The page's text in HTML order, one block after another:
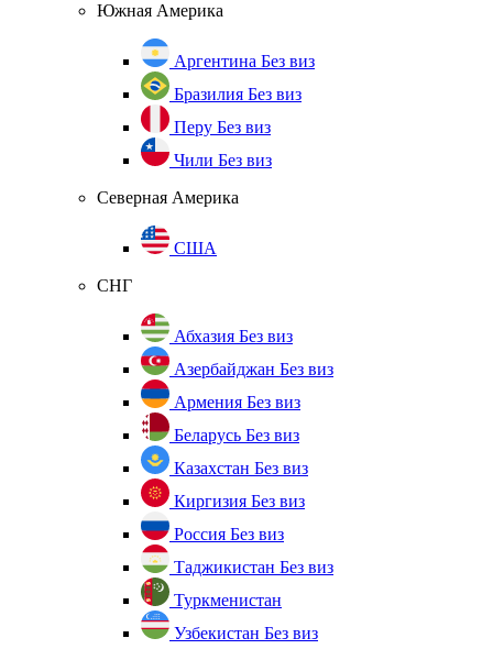
Южная Америка
Аргентина Без виз
Бразилия Без виз
Перу Без виз
Чили Без виз
Северная Америка
США
СНГ
Абхазия Без виз
Азербайджан Без виз
Армения Без виз
Беларусь Без виз
Казахстан Без виз
Киргизия Без виз
Россия Без виз
Таджикистан Без виз
Туркменистан
Узбекистан Без виз